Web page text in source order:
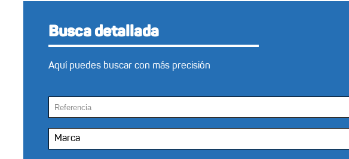
Busca detallada
Aquí puedes buscar con más precisión